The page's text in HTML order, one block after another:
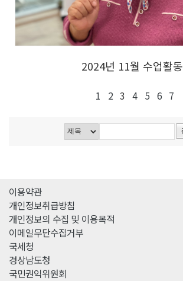
2024년 11월 수업활동
1 2 3 4 5 6 7
이용약관
개인정보취급방침
개인정보의 수집 및 이용목적
이메일무단수집거부
국세청
경상남도청
국민권익위원회